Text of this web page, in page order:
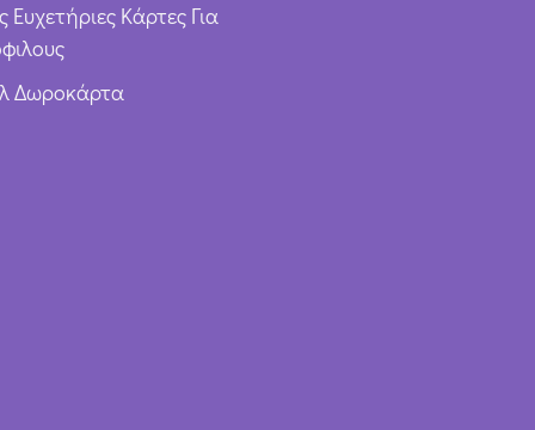
Ευχετήριες Κάρτες Για
Δωροκάρτα